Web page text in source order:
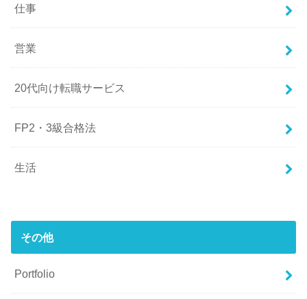
仕事
営業
20代向け転職サービス
FP2・3級合格法
生活
その他
Portfolio